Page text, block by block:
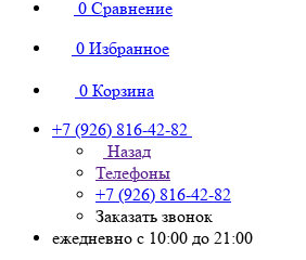
0 Сравнение
0 Избранное
0 Корзина
+7 (926) 816-42-82
Назад
Телефоны
+7 (926) 816-42-82
Заказать звонок
ежедневно с 10:00 до 21:00